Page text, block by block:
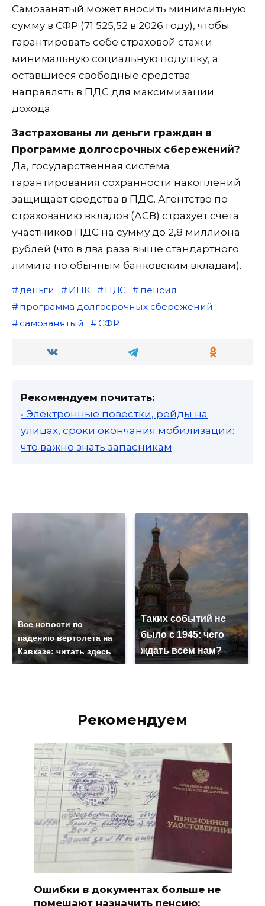
Самозанятый может вносить минимальную
сумму в СФР (71 525,52 в 2026 году), чтобы
гарантировать себе страховой стаж и
минимальную социальную подушку, а
оставшиеся свободные средства
направлять в ПДС для максимизации
дохода.
Застрахованы ли деньги граждан в
Программе долгосрочных сбережений?
Да, государственная система
гарантирования сохранности накоплений
защищает средства в ПДС. Агентство по
страхованию вкладов (АСВ) страхует счета
участников ПДС на сумму до 2,8 миллиона
рублей (что в два раза выше стандартного
лимита по обычным банковским вкладам).
деньги ИПК ПДС
пенсия
программа долгосрочных сбережений
самозанятый
СФР
Рекомендуем почитать:
• Электронные повестки, рейды на
улицах, сроки окончания мобилизации:
что важно знать запасникам
Все новости по
падению вертолета на
Кавказе: читать здесь
Таких событий не
было с 1945: чего
ждать всем нам?
Рекомендуем
Ошибки в документах больше не
помешают назначить пенсию: